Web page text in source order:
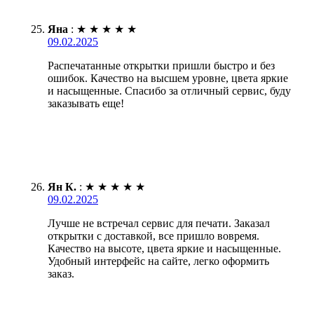
Яна : ★ ★ ★ ★ ★
09.02.2025
Распечатанные открытки пришли быстро и без
ошибок. Качество на высшем уровне, цвета яркие
и насыщенные. Спасибо за отличный сервис, буду
заказывать еще!
Ян К. : ★ ★ ★ ★ ★
09.02.2025
Лучше не встречал сервис для печати. Заказал
открытки с доставкой, все пришло вовремя.
Качество на высоте, цвета яркие и насыщенные.
Удобный интерфейс на сайте, легко оформить
заказ.